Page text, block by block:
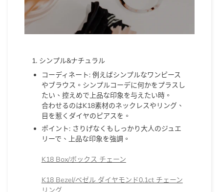
1. シンプル&ナチュラル
コーディネート: 例えばシンプルなワンピース
やブラウス。シンプルコーデに何かをプラスし
たい、控えめで上品な印象を与えたい時。
合わせるのはK18素材のネックレスやリング、
目を惹くダイヤのピアスを。
ポイント: さりげなくもしっかり大人のジュエ
リーで、上品な印象を強調。
K18 Box/ボックス チェーン
K18 Bezel/ベゼル ダイヤモンド0.1ct チェーン
リング